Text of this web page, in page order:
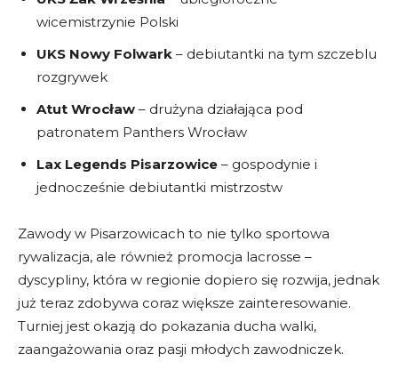
wicemistrzynie Polski
UKS Nowy Folwark – debiutantki na tym szczeblu
rozgrywek
Atut Wrocław – drużyna działająca pod
patronatem Panthers Wrocław
Lax Legends Pisarzowice – gospodynie i
jednocześnie debiutantki mistrzostw
Zawody w Pisarzowicach to nie tylko sportowa
rywalizacja, ale również promocja lacrosse –
dyscypliny, która w regionie dopiero się rozwija, jednak
już teraz zdobywa coraz większe zainteresowanie.
Turniej jest okazją do pokazania ducha walki,
zaangażowania oraz pasji młodych zawodniczek.